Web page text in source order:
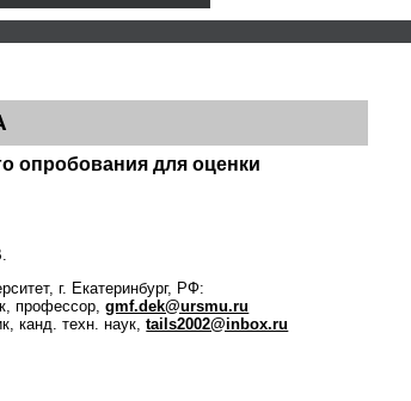
опробования для оценки
г. Екатеринбург, РФ:
профессор,gmf.dek@ursmu.ru
канд. техн. наук,tails2002@inbox.ru